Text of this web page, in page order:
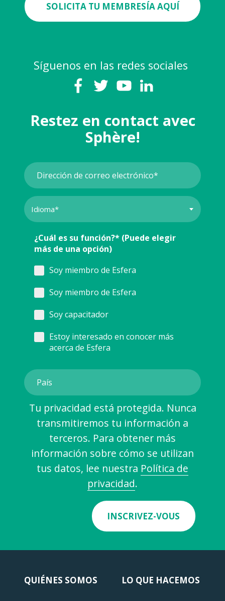
SOLICITA TU MEMBRESÍA AQUÍ
Síguenos en las redes sociales
Restez en contact avec
Sphère!
¿Cuál es su función?* (Puede elegir
más de una opción)
Soy miembro de Esfera
Soy miembro de Esfera
Soy capacitador
Estoy interesado en conocer más
acerca de Esfera
Tu privacidad está protegida. Nunca
transmitiremos tu información a
terceros. Para obtener más
información sobre cómo se utilizan
tus datos, lee nuestra Política de
privacidad.
INSCRIVEZ-VOUS
QUIÉNES SOMOS LO QUE HACEMOS